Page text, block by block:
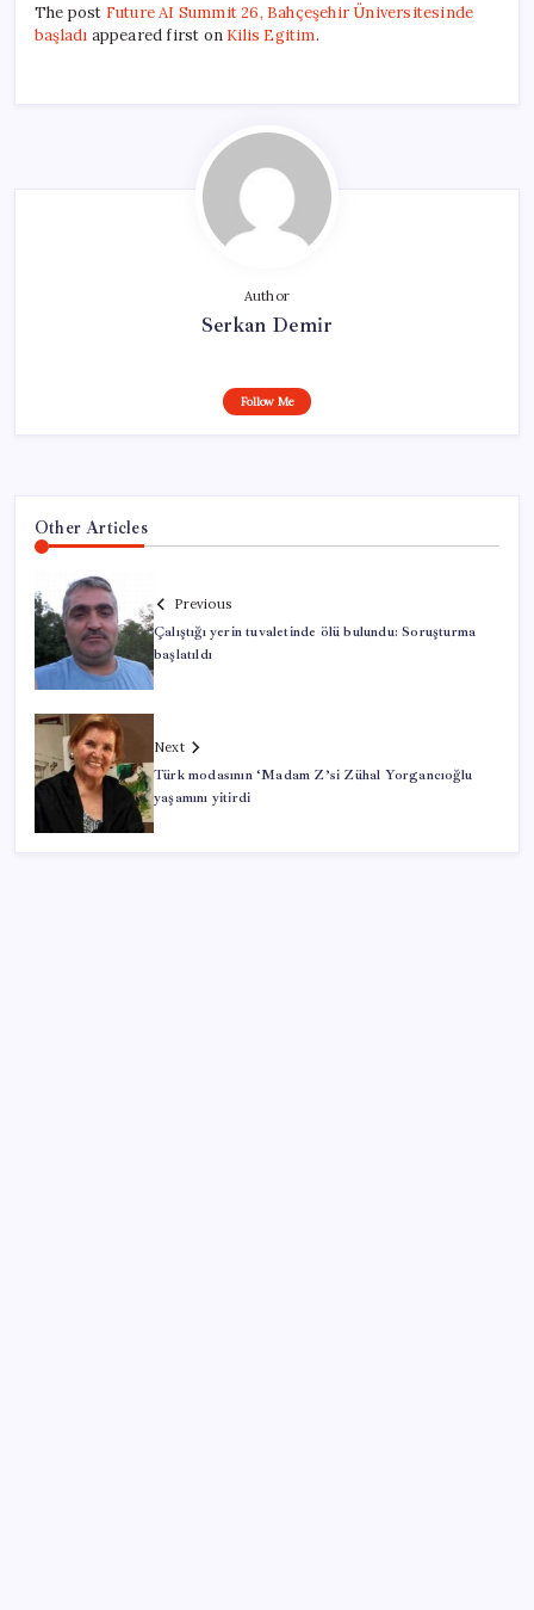
The post Future AI Summit 26, Bahçeşehir Üniversitesinde
başladı appeared first on Kilis Egitim.
Author
Serkan Demir
Follow Me
Other Articles
Previous
Çalıştığı yerin tuvaletinde ölü bulundu: Soruşturma
başlatıldı
Next
Türk modasının ‘Madam Z’si Zühal Yorgancıoğlu
yaşamını yitirdi